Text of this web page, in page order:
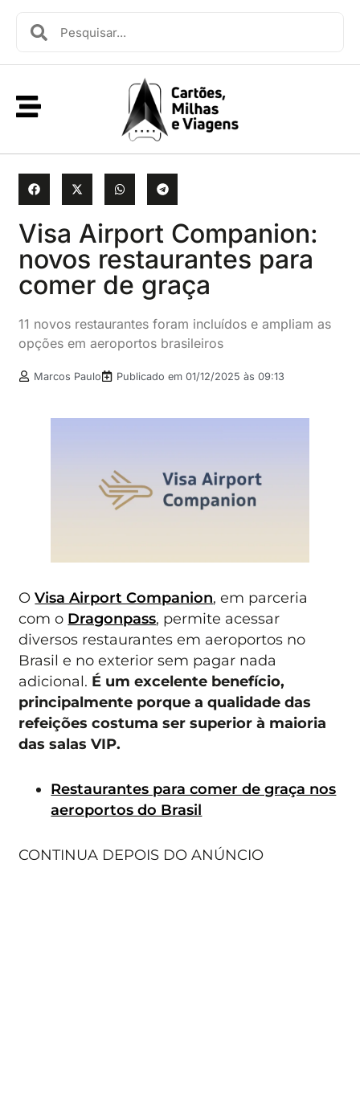
Visa Airport Companion:
novos restaurantes para
comer de graça
11 novos restaurantes foram incluídos e ampliam as
opções em aeroportos brasileiros
Marcos Paulo Publicado em01/12/2025 às 09:13
OVisa Airport Companion, em parceria
com o Dragonpass, permite acessar
diversos restaurantes em aeroportos no
Brasil e no exterior sem pagar nada
adicional. É um excelente benefício,
principalmente porque a qualidade das
refeições costuma ser superior à maioria
das salas VIP.
Restaurantes para comer de graça nos
aeroportos do Brasil
CONTINUA DEPOIS DO ANÚNCIO